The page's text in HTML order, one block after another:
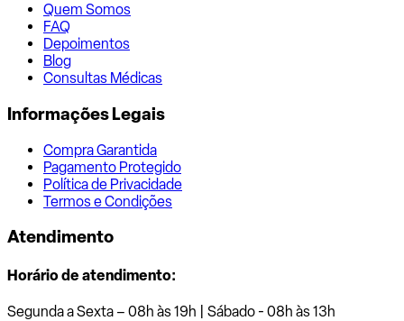
Quem Somos
FAQ
Depoimentos
Blog
Consultas Médicas
Informações Legais
Compra Garantida
Pagamento Protegido
Política de Privacidade
Termos e Condições
Atendimento
Horário de atendimento:
Segunda a Sexta – 08h às 19h | Sábado - 08h às 13h